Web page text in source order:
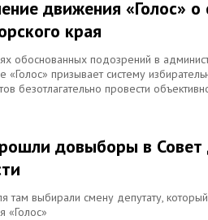
движения «Голос»
края
обоснованных подозрений в
«Голос» призывает систему
безотлагательно провести
довыборы в Совет
там выбирали смену депутату,
«Голос»